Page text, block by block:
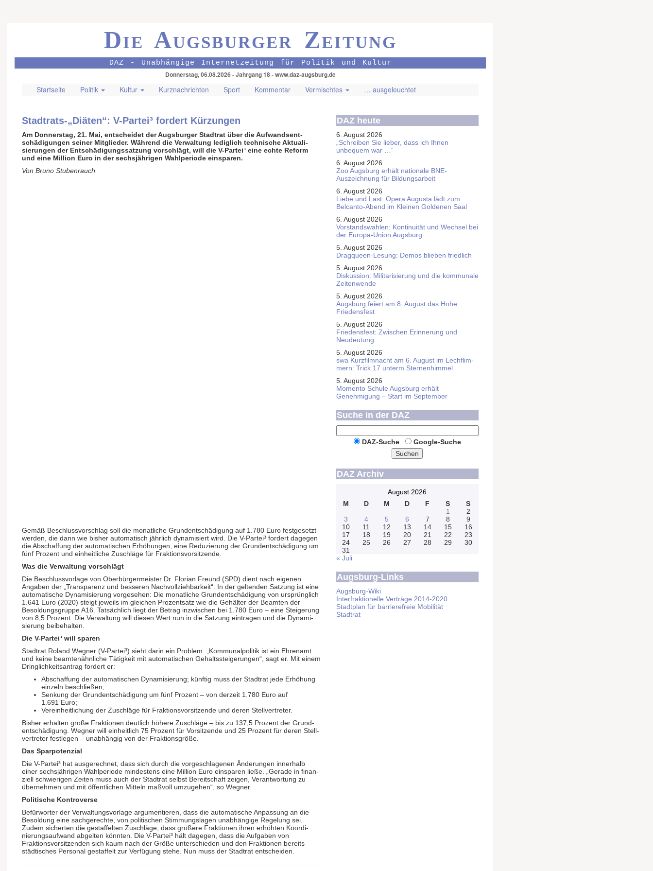
Die Augsburger Zeitung
DAZ - Unabhängige Internetzeitung für Politik und Kultur
Donnerstag, 06.08.2026 - Jahrgang 18 - www.daz-augsburg.de
Startseite Politik Kultur Kurznachrichten Sport Kommentar Vermischtes … ausgeleuchtet
Stadtrats-„Diäten“: V-Partei³ fordert Kürzungen
Am Donnerstag, 21. Mai, entscheidet der Augs­burger Stadtrat über die Aufwands­ent­
schädi­gungen seiner Mit­glieder. Während die Ver­waltung lediglich tech­nische Aktu­ali­
sierungen der Ent­schädi­gungs­satzung vorschlägt, will die V-Partei³ eine echte Reform
und eine Million Euro in der sechs­jährigen Wahl­periode einsparen.
Von Bruno Stubenrauch
Gemäß Beschlussvorschlag soll die monat­liche Grund­ent­schädi­gung auf 1.780 Euro fest­gesetzt
werden, die dann wie bisher auto­matisch jährlich dynami­siert wird. Die V-Partei³ fordert dagegen
die Ab­schaffung der auto­mati­schen Erhö­hungen, eine Redu­zierung der Grund­ent­schädi­gung um
fünf Prozent und ein­heit­liche Zuschläge für Fraktions­vorsitzende.
Was die Verwaltung vorschlägt
Die Beschlussvorlage von Ober­bürger­meister Dr. Florian Freund (SPD) dient nach eigenen
Angaben der „Trans­parenz und besseren Nach­voll­zieh­bar­keit“. In der geltenden Satzung ist eine
auto­matische Dynami­sierung vor­gesehen: Die monatliche Grund­ent­schädi­gung von ursprüng­lich
1.641 Euro (2020) steigt jeweils im gleichen Prozent­satz wie die Gehälter der Beamten der
Besoldungs­gruppe A16. Tat­sächlich liegt der Betrag inzwischen bei 1.780 Euro – eine Steige­rung
von 8,5 Prozent. Die Ver­waltung will diesen Wert nun in die Satzung eintragen und die Dynami­
sierung beibehalten.
Die V-Partei³ will sparen
Stadtrat Roland Wegner (V-Partei³) sieht darin ein Problem. „Kommu­nal­politik ist ein Ehrenamt
und keine beamten­ähnliche Tätigkeit mit auto­mati­schen Gehalts­steige­rungen“, sagt er. Mit einem
Dring­lich­keits­antrag fordert er:
Abschaffung der automatischen Dynami­sierung; künftig muss der Stadtrat jede Erhöhung
einzeln beschließen;
Senkung der Grund­ent­schädigung um fünf Prozent – von derzeit 1.780 Euro auf
1.691 Euro;
Vereinheitlichung der Zuschläge für Fraktions­vor­sitzende und deren Stell­vertreter.
Bisher erhalten große Fraktionen deutlich höhere Zuschläge – bis zu 137,5 Prozent der Grund­
ent­schädi­gung. Wegner will einheit­lich 75 Prozent für Vor­sitzende und 25 Prozent für deren Stell­
vertreter festlegen – unabhängig von der Fraktions­größe.
Das Sparpotenzial
Die V-Partei³ hat ausgerechnet, dass sich durch die vorge­schla­genen Ände­rungen innerhalb
einer sechs­jährigen Wahlperiode mindestens eine Million Euro einsparen ließe. „Gerade in finan­
ziell schwieri­gen Zeiten muss auch der Stadtrat selbst Bereit­schaft zeigen, Ver­ant­wortung zu
über­nehmen und mit öffent­lichen Mitteln maßvoll umzugehen“, so Wegner.
Politische Kontroverse
Befürworter der Verwaltungs­vorlage argu­men­tieren, dass die auto­matische Anpassung an die
Besoldung eine sach­gerechte, von politi­schen Stimmungs­lagen unab­hängige Regelung sei.
Zudem sicherten die gestaf­fel­ten Zuschläge, dass größere Frak­tionen ihren erhöhten Koordi­
nierungs­aufwand abgelten könnten. Die V-Partei³ hält dagegen, dass die Aufgaben von
Fraktions­vor­sitzenden sich kaum nach der Größe unter­schieden und den Frak­tionen bereits
städti­sches Personal gestaffelt zur Verfügung stehe. Nun muss der Stadtrat entscheiden.
DAZ heute
6. August 2026
„Schreiben Sie lieber, dass ich Ihnen
unbequem war …“
6. August 2026
Zoo Augsburg erhält nationale BNE-
Auszeichnung für Bildungsarbeit
6. August 2026
Liebe und Last: Opera Augusta lädt zum
Belcanto-Abend im Kleinen Goldenen Saal
6. August 2026
Vorstandswahlen: Kontinuität und Wechsel bei
der Europa-Union Augsburg
5. August 2026
Dragqueen-Lesung: Demos blieben friedlich
5. August 2026
Diskussion: Mi­li­ta­ri­sie­rung und die kommunale
Zeitenwende
5. August 2026
Augsburg feiert am 8. August das Hohe
Friedensfest
5. August 2026
Friedensfest: Zwischen Erinnerung und
Neudeutung
5. August 2026
swa Kurz­film­nacht am 6. August im Lech­flim­
mern: Trick 17 unterm Sternen­himmel
5. August 2026
Momento Schule Augsburg erhält
Genehmigung – Start im September
Suche in der DAZ
DAZ-Suche
Google-Suche
Suchen
DAZ Archiv
August 2026
M
D M D F S
S
1
2
3
4 5 6 7 8
9
10
11 12 13 14 15
16
17
18 19 20 21 22
23
24
25 26 27 28 29
30
31
« Juli
Augsburg-Links
Augsburg-Wiki
Interfraktionelle Verträge 2014-2020
Stadtplan für barrierefreie Mobilität
Stadtrat